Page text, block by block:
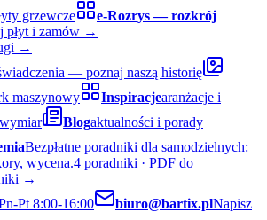
grzewcze
e-Rozrys — rozkrój
płyt i zamów →
→
— poznaj naszą historię
maszynowy Inspiracjearanżacje i
Blogaktualności i porady
Bezpłatne poradniki dla samodzielnych:
wycena.4 poradniki · PDF do
→
Pt 8:00-16:00 biuro@bartix.plNapisz